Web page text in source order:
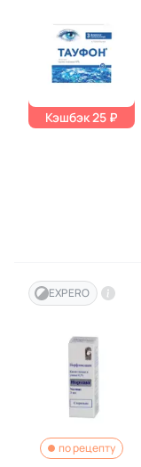
Кэшбэк 25 ₽
EXPERO
по рецепту